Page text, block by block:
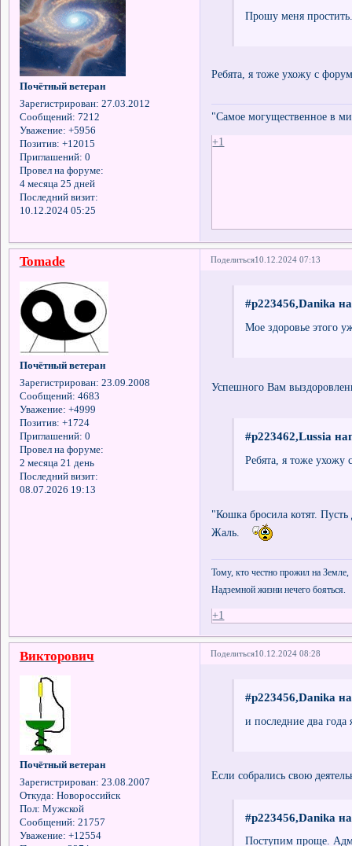
Почётный ветеран
Зарегистрирован: 27.03.2012
Сообщений: 7212
Уважение: +5956
Позитив: +12015
Приглашений: 0
Провел на форуме:
4 месяца 25 дней
Последний визит:
10.12.2024 05:25
Прошу меня простить.
Ребята, я тоже ухожу с
"Самое могущественное в
+1
Поделиться10.12.2024 07:13
Tomade
Почётный ветеран
Зарегистрирован: 23.09.2008
Сообщений: 4683
Уважение: +4999
Позитив: +1724
Приглашений: 0
Провел на форуме:
2 месяца 21 день
Последний визит:
08.07.2026 19:13
#p223456,Danika
Мое здоровье этого
Успешного Вам
#p223462,Lussia
Ребята, я тоже ухожу
"Кошка бросила котят. Пусть
Жаль.
Тому, кто честно прожил на Земле,
Надземной жизни нечего бояться.
+1
Поделиться10.12.2024 08:28
Викторович
Почётный ветеран
Зарегистрирован: 23.08.2007
Откуда: Новороссийск
Пол: Мужской
Сообщений: 21757
Уважение: +12554
#p223456,Danika
и последние два
Если собрались свою
#p223456,Danika
Поступим проще.